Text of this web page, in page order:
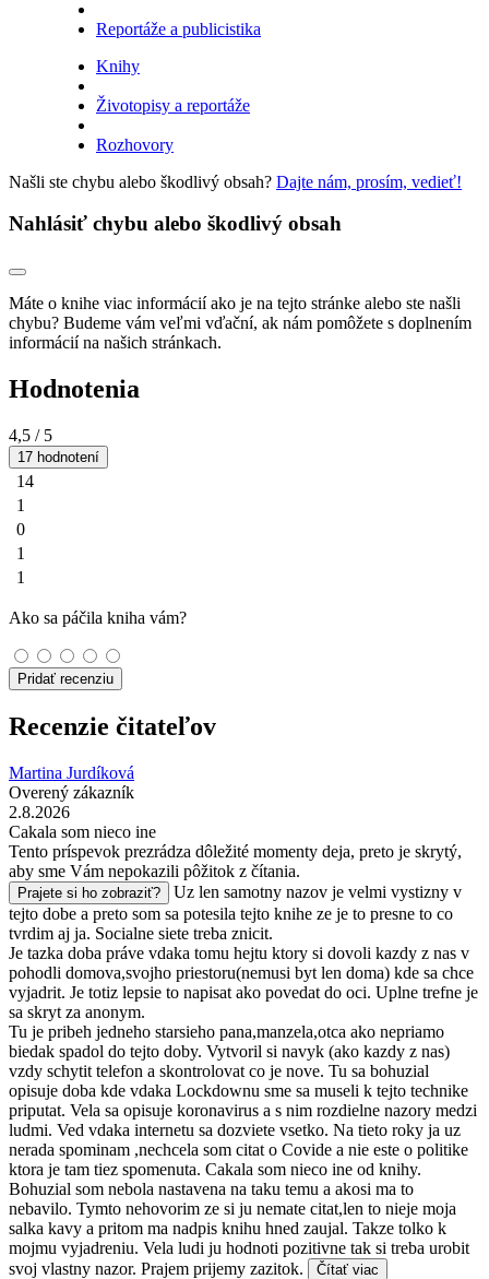
Reportáže a publicistika
Knihy
Životopisy a reportáže
Rozhovory
Našli ste chybu alebo škodlivý obsah? Dajte nám, prosím, vedieť!
Nahlásiť chybu alebo škodlivý obsah
Máte o knihe viac informácií ako je na tejto stránke alebo ste našli
chybu? Budeme vám veľmi vďační, ak nám pomôžete s doplnením
informácií na našich stránkach.
Hodnotenia
4,5 / 5
17 hodnotení
14
1
0
1
1
Ako sa páčila kniha vám?
Pridať recenziu
Recenzie čitateľov
Martina Jurdíková
Overený zákazník
2.8.2026
Cakala som nieco ine
Tento príspevok prezrádza dôležité momenty deja, preto je skrytý,
aby sme Vám nepokazili pôžitok z čítania.
Prajete si ho zobraziť?
Uz len samotny nazov je velmi vystizny v
tejto dobe a preto som sa potesila tejto knihe ze je to presne to co
tvrdim aj ja. Socialne siete treba znicit.
Je tazka doba práve vdaka tomu hejtu ktory si dovoli kazdy z nas v
pohodli domova,svojho priestoru(nemusi byt len doma) kde sa chce
vyjadrit. Je totiz lepsie to napisat ako povedat do oci. Uplne trefne je
sa skryt za anonym.
Tu je pribeh jedneho starsieho pana,manzela,otca ako nepriamo
biedak spadol do tejto doby. Vytvoril si navyk (ako kazdy z nas)
vzdy schytit telefon a skontrolovat co je nove. Tu sa bohuzial
opisuje doba kde vdaka Lockdownu sme sa museli k tejto technike
priputat. Vela sa opisuje koronavirus a s nim rozdielne nazory medzi
ludmi. Ved vdaka internetu sa dozviete vsetko. Na tieto roky ja uz
nerada spominam ,nechcela som citat o Covide a nie este o politike
ktora je tam tiez spomenuta. Cakala som nieco ine od knihy.
Bohuzial som nebola nastavena na taku temu a akosi ma to
nebavilo. Tymto nehovorim ze si ju nemate citat,len to nieje moja
salka kavy a pritom ma nadpis knihu hned zaujal. Takze tolko k
mojmu vyjadreniu. Vela ludi ju hodnoti pozitivne tak si treba urobit
svoj vlastny nazor. Prajem prijemy zazitok.
Čítať viac